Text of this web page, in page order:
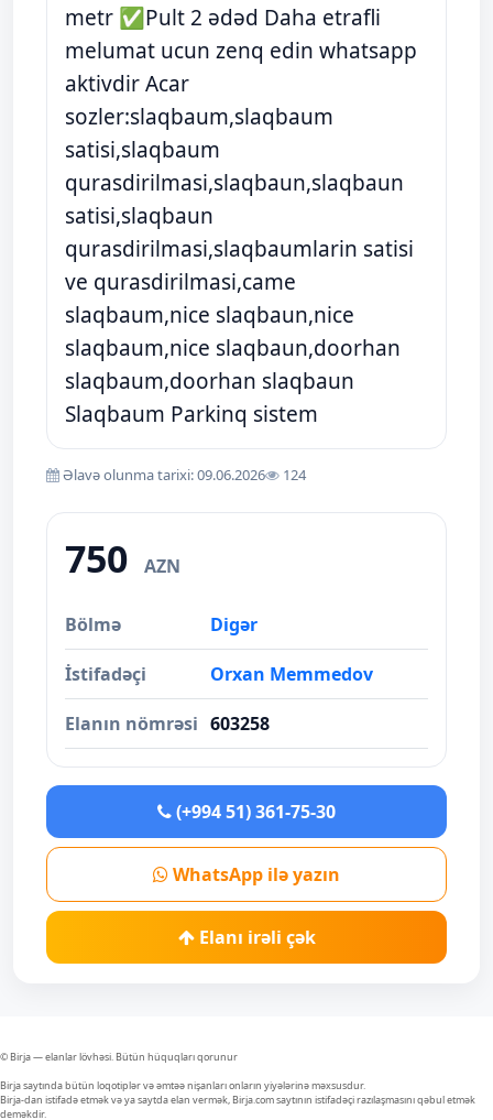
metr ✅Pult 2 ədəd Daha etrafli
melumat ucun zenq edin whatsapp
aktivdir Acar
sozler:slaqbaum,slaqbaum
satisi,slaqbaum
qurasdirilmasi,slaqbaun,slaqbaun
satisi,slaqbaun
qurasdirilmasi,slaqbaumlarin satisi
ve qurasdirilmasi,came
slaqbaum,nice slaqbaun,nice
slaqbaum,nice slaqbaun,doorhan
slaqbaum,doorhan slaqbaun
Slaqbaum Parkinq sistem
Əlavə olunma tarixi: 09.06.2026 124
750 AZN
Bölmə Digər
İstifadəçi Orxan Memmedov
Elanın nömrəsi 603258
(+994 51) 361-75-30
WhatsApp ilə yazın
Elanı irəli çək
© Birja — elanlar lövhəsi. Bütün hüquqları qorunur
Birja saytında bütün loqotiplər və əmtəə nişanları onların yiyələrinə məxsusdur.
Birja-dan istifadə etmək və ya saytda elan vermək, Birja.com saytının istifadəçi razılaşmasını qəbul etmək
deməkdir.